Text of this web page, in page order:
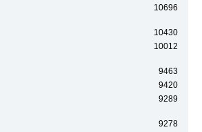
10696
10430
10012
9463
9420
9289
9278